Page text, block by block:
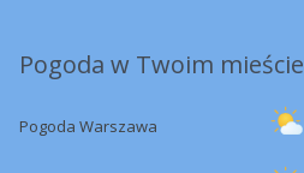
Pogoda w Twoim mieście
Pogoda Warszawa